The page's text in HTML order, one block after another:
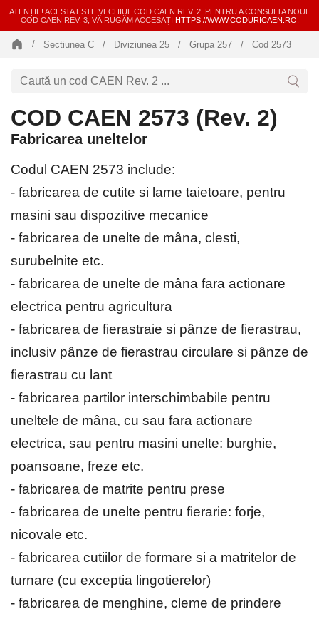
ATENȚIE! ACESTA ESTE VECHIUL COD CAEN REV. 2. PENTRU A CONSULTA NOUL
COD CAEN REV. 3, VĂ RUGĂM ACCESAȚI HTTPS://WWW.CODURICAEN.RO
Sectiunea C Diviziunea 25 Grupa 257 Cod 2573
COD CAEN 2573 (Rev. 2)
Fabricarea uneltelor
Codul CAEN 2573 include:
- fabricarea de cutite si lame taietoare, pentru
masini sau dispozitive mecanice
- fabricarea de unelte de mâna, clesti,
surubelnite etc.
- fabricarea de unelte de mâna fara actionare
electrica pentru agricultura
- fabricarea de fierastraie si pânze de fierastrau,
inclusiv pânze de fierastrau circulare si pânze de
fierastrau cu lant
- fabricarea partilor interschimbabile pentru
uneltele de mâna, cu sau fara actionare
electrica, sau pentru masini unelte: burghie,
poansoane, freze etc.
- fabricarea de matrite pentru prese
- fabricarea de unelte pentru fierarie: forje,
nicovale etc.
- fabricarea cutiilor de formare si a matritelor de
turnare (cu exceptia lingotierelor)
- fabricarea de menghine, cleme de prindere